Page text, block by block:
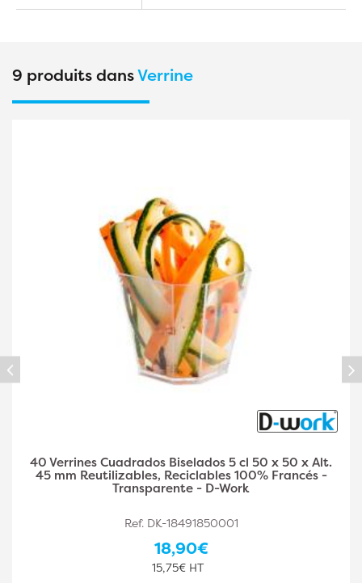
9 produits dansVerrine
40 Verrines Cuadrados Biselados 5 cl 50 x 50 x Alt.
45 mm Reutilizables, Reciclables 100% Francés -
Transparente - D-Work
Ref. DK-18491850001
18,90€
15,75€ HT